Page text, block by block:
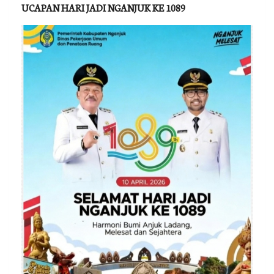
UCAPAN HARI JADI NGANJUK KE 1089